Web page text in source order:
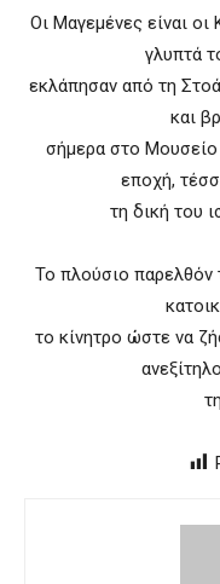
Οι Μαγεμένες είναι οι
γλυπτά
εκλάπησαν από τη
και
σήμερα στο Μουσείο
εποχή,
τη δική του
Το πλούσιο παρελθόν
το κίνητρο ώστε να